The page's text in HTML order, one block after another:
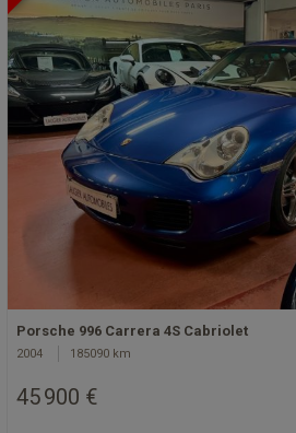
Porsche 996 Carrera 4S Cabriolet
2004 185090 km
45 900 €